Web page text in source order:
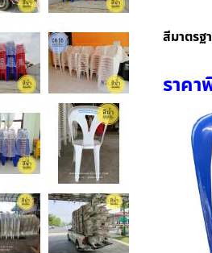
สีมาตรฐ
ราค